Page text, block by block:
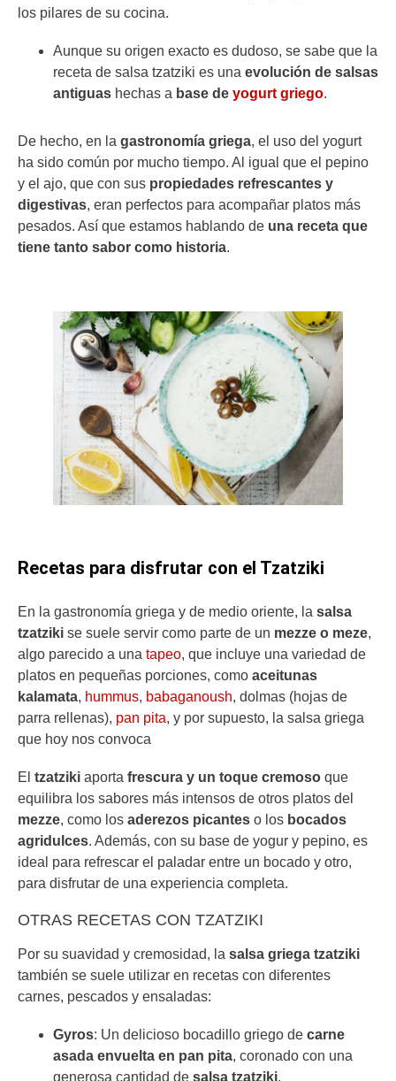
los pilares de su cocina.
Aunque su origen exacto es dudoso, se sabe que la
receta de salsa tzatziki es una evolución de salsas
antiguas hechas a base de yogurt griego.
De hecho, en la gastronomía griega, el uso del yogurt
ha sido común por mucho tiempo. Al igual que el pepino
y el ajo, que con sus propiedades refrescantes y
digestivas, eran perfectos para acompañar platos más
pesados. Así que estamos hablando de una receta que
tiene tanto sabor como historia.
Recetas para disfrutar con el Tzatziki
En la gastronomía griega y de medio oriente, la salsa
tzatziki se suele servir como parte de un mezze o meze,
algo parecido a una tapeo, que incluye una variedad de
platos en pequeñas porciones, como aceitunas
kalamata, hummus, babaganoush, dolmas (hojas de
parra rellenas), pan pita, y por supuesto, la salsa griega
que hoy nos convoca
El tzatziki aporta frescura y un toque cremoso que
equilibra los sabores más intensos de otros platos del
mezze, como los aderezos picantes o los bocados
agridulces. Además, con su base de yogur y pepino, es
ideal para refrescar el paladar entre un bocado y otro,
para disfrutar de una experiencia completa.
OTRAS RECETAS CON TZATZIKI
Por su suavidad y cremosidad, la salsa griega tzatziki
también se suele utilizar en recetas con diferentes
carnes, pescados y ensaladas:
Gyros: Un delicioso bocadillo griego de carne
asada envuelta en pan pita, coronado con una
generosa cantidad de salsa tzatziki.